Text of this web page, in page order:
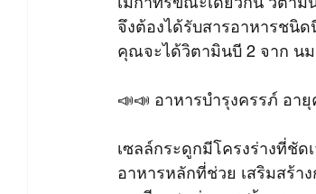
จึงต้องได้รับสารอาหารชนิ
คุณจะได้วิตามินบี 2 จาก นม
📣📣 อาหารบำรุงครรภ์ อา
เซลล์กระดูกมีโครงร่างที่ชั
อาหารหลักที่ช่วย เสริมสร้า